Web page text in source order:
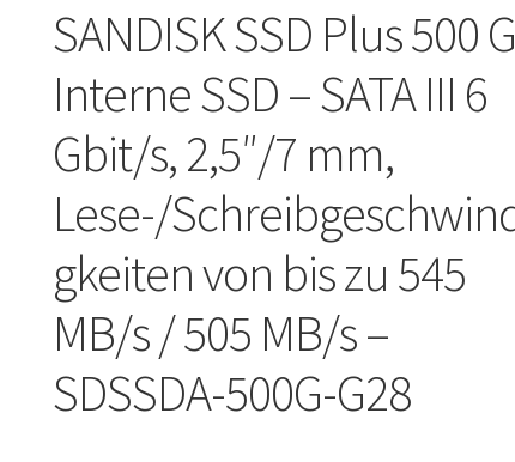
SANDISK SSD Plus 500
Interne SSD – SATA III 6
Gbit/s, 2,5″/7 mm,
Lese-/
gkeiten von bis zu 545
MB/s / 505 MB/s –
SDSSDA-500G-G28